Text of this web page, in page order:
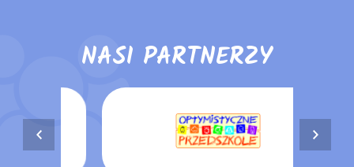
NASI PARTNERZY